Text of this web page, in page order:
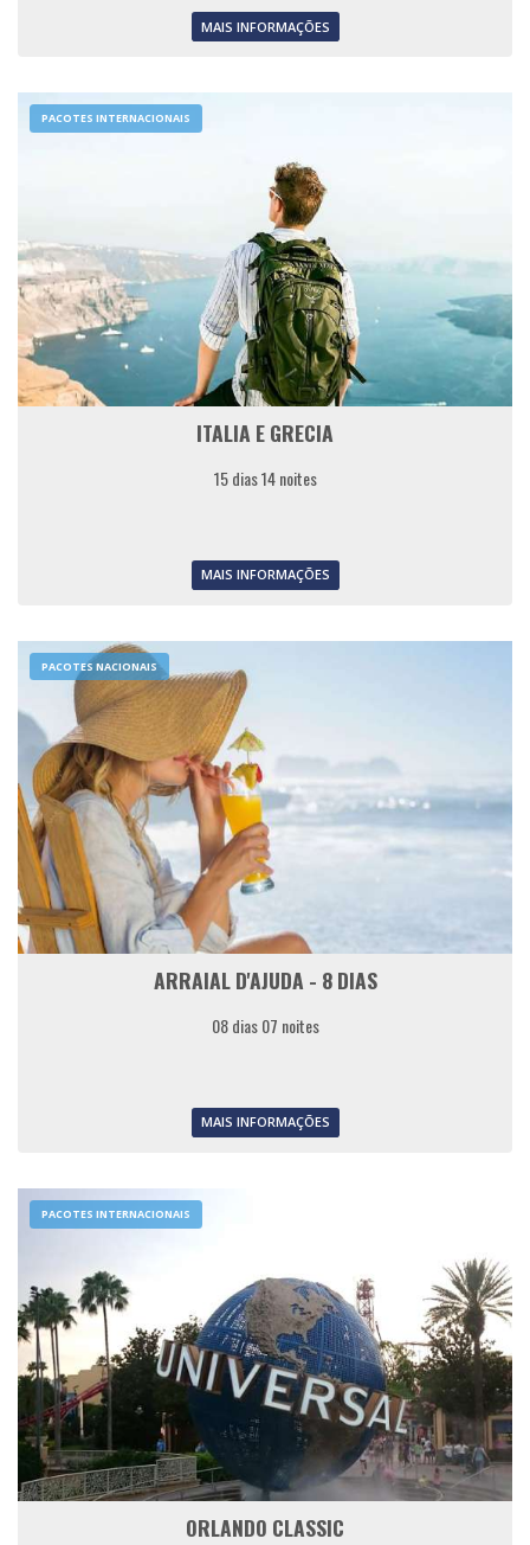
MAIS INFORMAÇÕES
PACOTES INTERNACIONAIS
ITALIA E GRECIA
15 dias 14 noites
MAIS INFORMAÇÕES
PACOTES NACIONAIS
ARRAIAL D'AJUDA - 8 DIAS
08 dias 07 noites
MAIS INFORMAÇÕES
PACOTES INTERNACIONAIS
ORLANDO CLASSIC